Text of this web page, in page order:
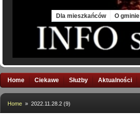
Dla mieszkańców O gminie
Home Ciekawe Służby Aktualności
Home » 2022.11.28.2 (9)